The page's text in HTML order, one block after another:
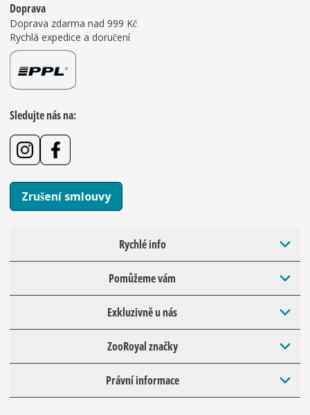
Doprava
Doprava zdarma nad 999 Kč
Rychlá expedice a doručení
Sledujte nás na:
Zrušení smlouvy
Rychlé info
Pomůžeme vám
Exkluzivně u nás
ZooRoyal značky
Právní informace